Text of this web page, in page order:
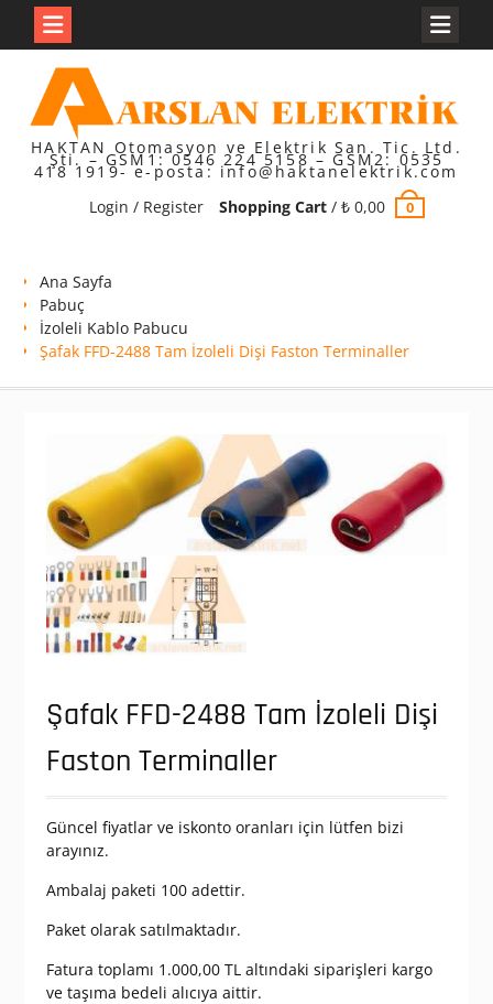
content
HAKTAN Otomasyon ve Elektrik San. Tic. Ltd.
Şti. – GSM1: 0546 224 5158 – GSM2: 0535
418 1919- e-posta: info@haktanelektrik.com
Login / Register
Shopping Cart/ ₺0,00 0
Ana Sayfa
Pabuç
İzoleli Kablo Pabucu
Şafak FFD-2488 Tam İzoleli Dişi Faston Terminaller
Şafak FFD-2488 Tam İzoleli Dişi
Faston Terminaller
Güncel fiyatlar ve iskonto oranları için lütfen bizi
arayınız.
Ambalaj paketi 100 adettir.
Paket olarak satılmaktadır.
Fatura toplamı 1.000,00 TL altındaki siparişleri kargo
ve taşıma bedeli alıcıya aittir.